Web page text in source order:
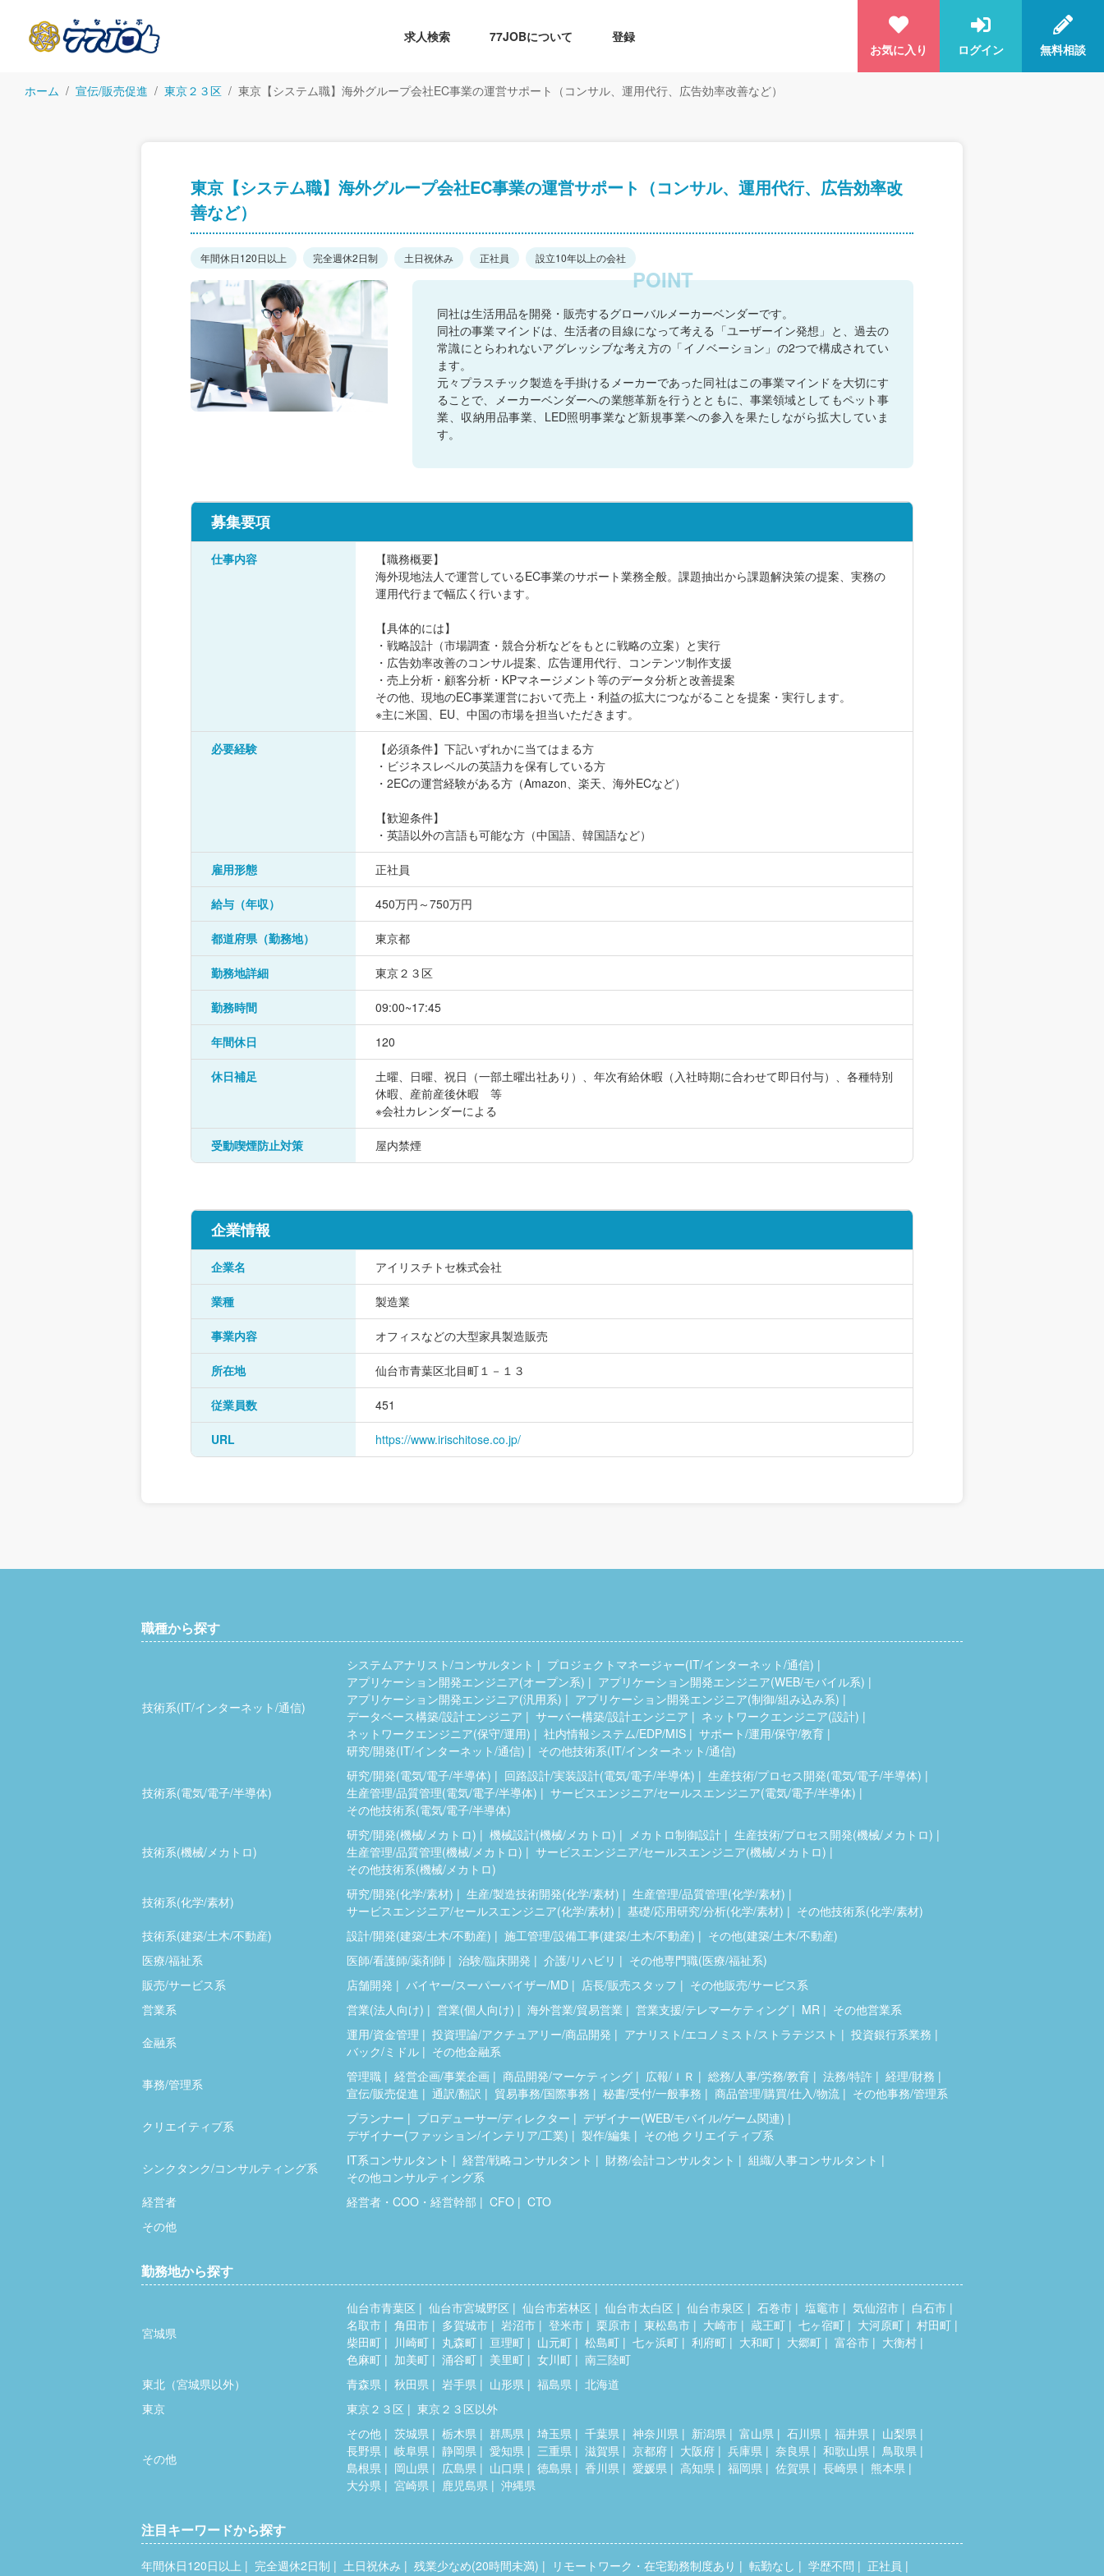
求人検索 77JOBについて
登録
お気に入り
ログイン 無料相談
ホーム 宣伝/販売促進 東京２３区 東京【システム職】海外グループ会社EC事業の運営サポート（コンサル、運用代行、広告効率改善など）
東京【システム職】海外グループ会社EC事業の運営サポート（コンサル、運用代行、広告効率改
善など）
年間休日120日以上 完全週休2日制 土日祝休み 正社員 設立10年以上の会社
同社は生活用品を開発・販売するグローバルメーカーベンダーです。
同社の事業マインドは、生活者の目線になって考える「ユーザーイン発想」と、過去の
常識にとらわれないアグレッシブな考え方の「イノベーション」の2つで構成されてい
ます。
元々プラスチック製造を手掛けるメーカーであった同社はこの事業マインドを大切にす
ることで、メーカーベンダーへの業態革新を行うとともに、事業領域としてもペット事
業、収納用品事業、LED照明事業など新規事業への参入を果たしながら拡大していま
す。
募集要項
仕事内容
【職務概要】
海外現地法人で運営しているEC事業のサポート業務全般。課題抽出から課題解決策の提案、実務の
運用代行まで幅広く行います。
【具体的には】
・戦略設計（市場調査・競合分析などをもとに戦略の立案）と実行
・広告効率改善のコンサル提案、広告運用代行、コンテンツ制作支援
・売上分析・顧客分析・KPマネージメント等のデータ分析と改善提案
その他、現地のEC事業運営において売上・利益の拡大につながることを提案・実行します。
※主に米国、EU、中国の市場を担当いただきます。
必要経験
【必須条件】下記いずれかに当てはまる方
・ビジネスレベルの英語力を保有している方
・2ECの運営経験がある方（Amazon、楽天、海外ECなど）
【歓迎条件】
・英語以外の言語も可能な方（中国語、韓国語など）
雇用形態 正社員
給与（年収） 450万円～750万円
都道府県（勤務地） 東京都
勤務地詳細 東京２３区
勤務時間 09:00~17:45
年間休日 120
休日補足
土曜、日曜、祝日（一部土曜出社あり）、年次有給休暇（入社時期に合わせて即日付与）、各種特別
休暇、産前産後休暇 等
※会社カレンダーによる
受動喫煙防止対策 屋内禁煙
企業情報
企業名 アイリスチトセ株式会社
業種 製造業
事業内容 オフィスなどの大型家具製造販売
所在地 仙台市青葉区北目町１－１３
従業員数 451
URL https://www.irischitose.co.jp/
職種から探す
技術系(IT/インターネット/通信)
システムアナリスト/コンサルタント
プロジェクトマネージャー(IT/インターネット/通信)
アプリケーション開発エンジニア(オープン系)
アプリケーション開発エンジニア(WEB/モバイル系)
アプリケーション開発エンジニア(汎用系)
アプリケーション開発エンジニア(制御/組み込み系)
データベース構築/設計エンジニア
サーバー構築/設計エンジニア
ネットワークエンジニア(設計)
ネットワークエンジニア(保守/運用)
社内情報システム/EDP/MIS
サポート/運用/保守/教育
研究/開発(IT/インターネット/通信)
その他技術系(IT/インターネット/通信)
技術系(電気/電子/半導体)
研究/開発(電気/電子/半導体) 回路設計/実装設計(電気/電子/半導体)
生産技術/プロセス開発(電気/電子/半導体)
生産管理/品質管理(電気/電子/半導体)
サービスエンジニア/セールスエンジニア(電気/電子/半導体)
その他技術系(電気/電子/半導体)
技術系(機械/メカトロ)
研究/開発(機械/メカトロ) 機械設計(機械/メカトロ) メカトロ制御設計
生産技術/プロセス開発(機械/メカトロ)
生産管理/品質管理(機械/メカトロ)
サービスエンジニア/セールスエンジニア(機械/メカトロ)
その他技術系(機械/メカトロ)
技術系(化学/素材)
研究/開発(化学/素材) 生産/製造技術開発(化学/素材)
生産管理/品質管理(化学/素材)
サービスエンジニア/セールスエンジニア(化学/素材)
基礎/応用研究/分析(化学/素材)
その他技術系(化学/素材)
技術系(建築/土木/不動産)
設計/開発(建築/土木/不動産) 施工管理/設備工事(建築/土木/不動産)
その他(建築/土木/不動産)
医療/福祉系
医師/看護師/薬剤師 治験/臨床開発 介護/リハビリ
その他専門職(医療/福祉系)
販売/サービス系
店舗開発 バイヤー/スーパーバイザー/MD 店長/販売スタッフ
その他販売/サービス系
営業系
営業(法人向け) 営業(個人向け) 海外営業/貿易営業 営業支援/テレマーケティング MR
その他営業系
金融系
運用/資金管理 投資理論/アクチュアリー/商品開発 アナリスト/エコノミスト/ストラテジスト
投資銀行系業務
バック/ミドル
その他金融系
事務/管理系
管理職 経営企画/事業企画 商品開発/マーケティング 広報/ＩＲ 総務/人事/労務/教育 法務/特許
経理/財務
宣伝/販売促進
通訳/翻訳 貿易事務/国際事務 秘書/受付/一般事務 商品管理/購買/仕入/物流
その他事務/管理系
クリエイティブ系
プランナー プロデューサー/ディレクター
デザイナー(WEB/モバイル/ゲーム関連)
デザイナー(ファッション/インテリア/工業)
製作/編集
その他 クリエイティブ系
シンクタンク/コンサルティング系
IT系コンサルタント 経営/戦略コンサルタント 財務/会計コンサルタント
組織/人事コンサルタント
その他コンサルティング系
経営者
経営者・COO・経営幹部 CFO
CTO
その他
勤務地から探す
宮城県
仙台市青葉区 仙台市宮城野区 仙台市若林区 仙台市太白区 仙台市泉区 石巻市 塩竈市 気仙沼市
白石市
名取市
角田市 多賀城市 岩沼市 登米市 栗原市 東松島市 大崎市 蔵王町 七ヶ宿町 大河原町
村田町
柴田町
川崎町 丸森町 亘理町 山元町 松島町 七ヶ浜町 利府町 大和町 大郷町 富谷市
大衡村
色麻町
加美町 涌谷町 美里町 女川町
南三陸町
東北（宮城県以外）
青森県 秋田県 岩手県 山形県 福島県
北海道
東京
東京２３区 東京２３区以外
その他
その他 茨城県 栃木県 群馬県 埼玉県 千葉県 神奈川県 新潟県 富山県 石川県 福井県
山梨県
長野県
岐阜県 静岡県 愛知県 三重県 滋賀県 京都府 大阪府 兵庫県 奈良県 和歌山県
鳥取県
島根県
岡山県 広島県 山口県 徳島県 香川県 愛媛県 高知県 福岡県 佐賀県 長崎県
熊本県
大分県
宮崎県 鹿児島県 沖縄県
注目キーワードから探す
年間休日120日以上 完全週休2日制 土日祝休み 残業少なめ(20時間未満) リモートワーク・在宅勤務制度あり 転勤なし 学歴不問
正社員